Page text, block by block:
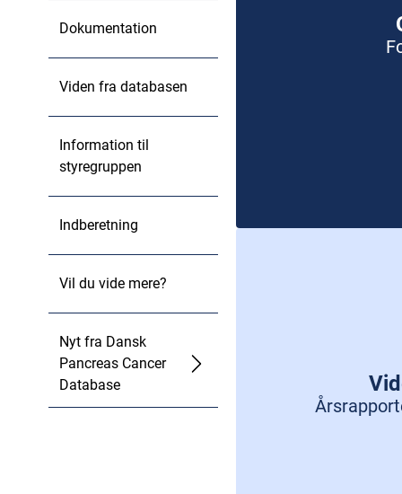
Dokumentation
Viden fra databasen
Information til
styregruppen
Indberetning
Vil du vide mere?
Nyt fra Dansk
Pancreas Cancer
Database